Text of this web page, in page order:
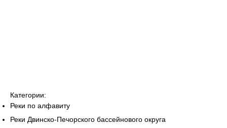
Категории:
Реки по алфавиту
Реки Двинско-Печорского бассейнового округа